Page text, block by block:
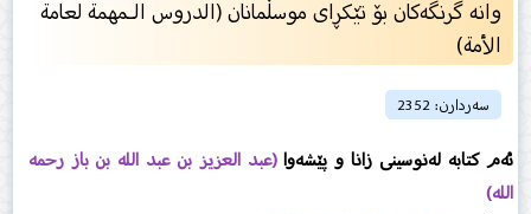
وانە گرنگەكان بۆ تێكڕای موسڵمانان (الدروس الـمهمة لعامة
الأمة)
سەردارن: 2352
ئەم کتابە لەنوسینی زانا و پێشەوا(عبد العزيز بن عبد الله بن باز رحمه
الله)